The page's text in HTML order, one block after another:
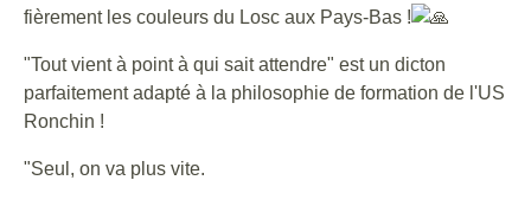
fièrement les couleurs du Losc aux Pays-Bas !
"Tout vient à point à qui sait attendre" est un dicton
parfaitement adapté à la philosophie de formation de l'US
Ronchin !
"Seul, on va plus vite.